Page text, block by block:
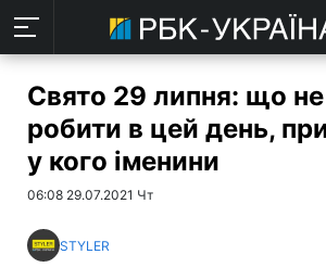
Свято 29 липня: що
робити в цей день,
у кого іменини
06:08 29.07.2021 Чт
STYLER